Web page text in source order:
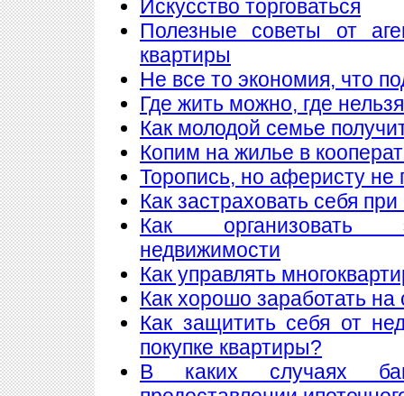
Искусство торговаться
Полезные советы от
квартиры
Не все то экономия, что
Где жить можно, где нельзя
Как молодой семье
Копим на жилье в
Торопись, но аферисту не
Как застраховать себя
Как организовать
недвижимости
Как управлять
Как хорошо заработать
Как защитить себя от
покупке квартиры?
В каких случаях